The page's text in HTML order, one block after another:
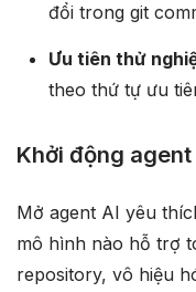
đổi trong git
Ưu tiên thử
theo thứ tự ưu
Khởi động agent
Mở agent AI yêu
mô hình nào hỗ trợ
repository, vô hiệu